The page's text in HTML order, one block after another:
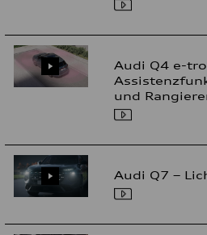
Audi Q4 e-
und
Audi Q7 –